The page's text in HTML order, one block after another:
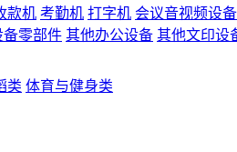
款机 考勤机 打字机 会议音视频设备
备零部件 其他办公设备 其他文印设
类 体育与健身类